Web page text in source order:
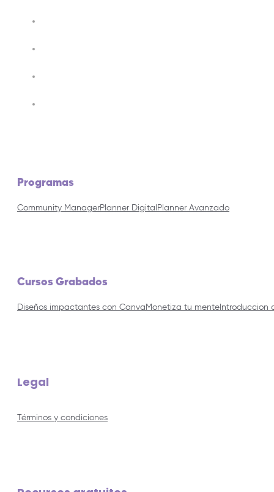
Programas
Community ManagerPlanner Digital Planner Avanzado
Cursos Grabados
Diseños impactantes con Canva Monetiza tu mente Introduccion
Legal
Términos y condiciones